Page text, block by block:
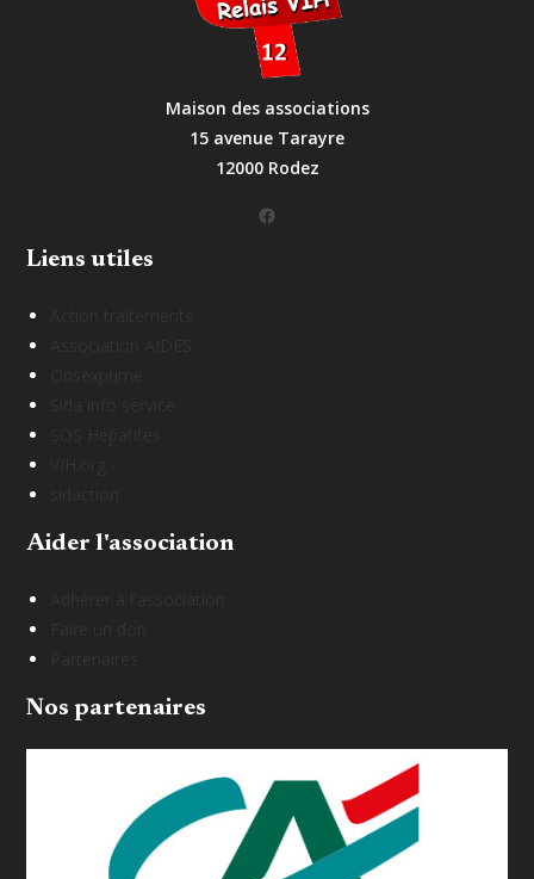
Maison des associations
15 avenue Tarayre
12000 Rodez
Facebook
Liens utiles
Aider l'association
Nos partenaires